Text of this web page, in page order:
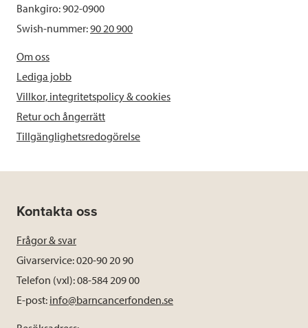
Bankgiro: 902-0900
Swish-nummer:90 20 900
Om oss
Lediga jobb
Villkor, integritetspolicy & cookies
Retur och ångerrätt
Tillgänglighetsredogörelse
Kontakta oss
Frågor & svar
Givarservice: 020-90 20 90
Telefon (vxl): 08-584 209 00
E-post: info@barncancerfonden.se